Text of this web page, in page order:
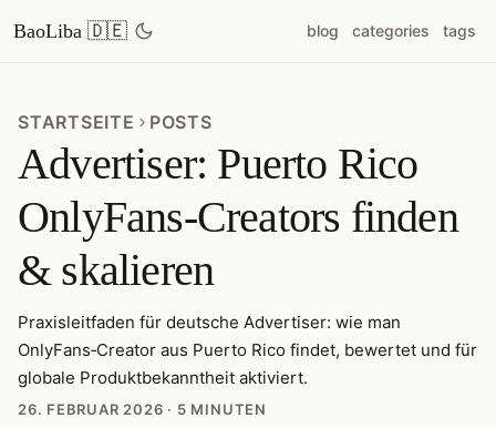
BaoLiba 🇩🇪 blog categories tags
STARTSEITE POSTS
Advertiser: Puerto Rico
OnlyFans‑Creators finden
& skalieren
Praxisleitfaden für deutsche Advertiser: wie man
OnlyFans‑Creator aus Puerto Rico findet, bewertet und für
globale Produktbekanntheit aktiviert.
26. FEBRUAR 2026 · 5 MINUTEN